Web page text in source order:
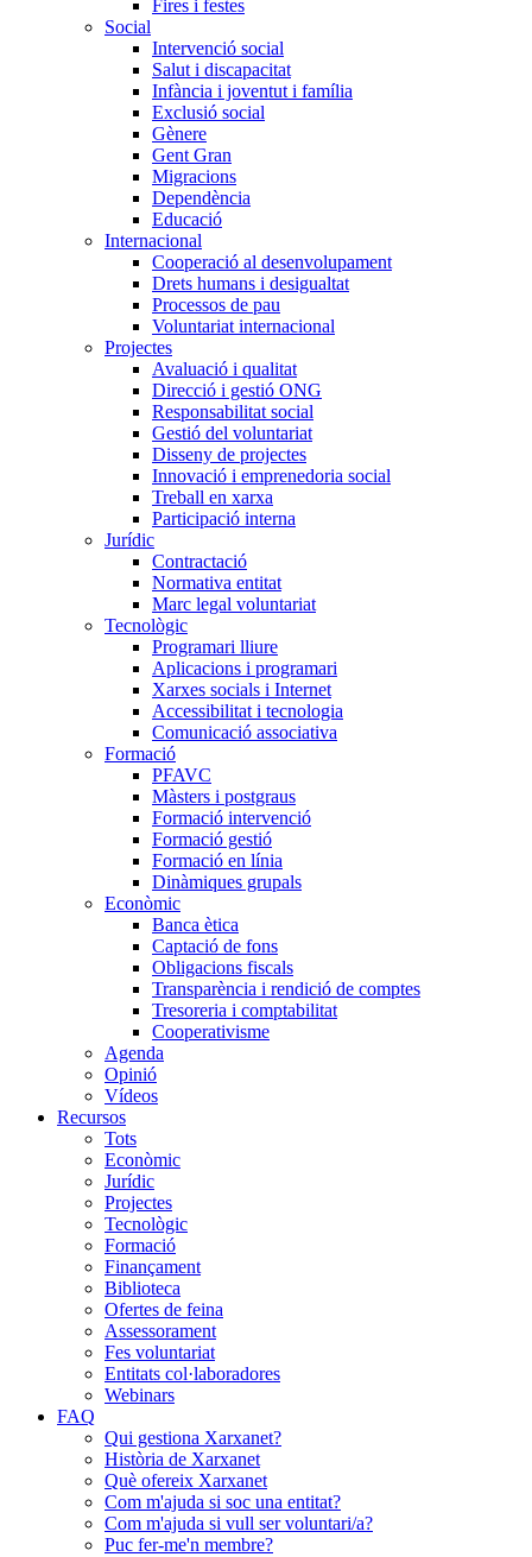
Fires i festes
Social
Intervenció social
Salut i discapacitat
Infància i joventut i família
Exclusió social
Gènere
Gent Gran
Migracions
Dependència
Educació
Internacional
Cooperació al desenvolupament
Drets humans i desigualtat
Processos de pau
Voluntariat internacional
Projectes
Avaluació i qualitat
Direcció i gestió ONG
Responsabilitat social
Gestió del voluntariat
Disseny de projectes
Innovació i emprenedoria social
Treball en xarxa
Participació interna
Jurídic
Contractació
Normativa entitat
Marc legal voluntariat
Tecnològic
Programari lliure
Aplicacions i programari
Xarxes socials i Internet
Accessibilitat i tecnologia
Comunicació associativa
Formació
PFAVC
Màsters i postgraus
Formació intervenció
Formació gestió
Formació en línia
Dinàmiques grupals
Econòmic
Banca ètica
Captació de fons
Obligacions fiscals
Transparència i rendició de comptes
Tresoreria i comptabilitat
Cooperativisme
Agenda
Opinió
Vídeos
Recursos
Tots
Econòmic
Jurídic
Projectes
Tecnològic
Formació
Finançament
Biblioteca
Ofertes de feina
Assessorament
Fes voluntariat
Entitats col·laboradores
Webinars
FAQ
Qui gestiona Xarxanet?
Història de Xarxanet
Què ofereix Xarxanet
Com m'ajuda si soc una entitat?
Com m'ajuda si vull ser voluntari/a?
Puc fer-me'n membre?